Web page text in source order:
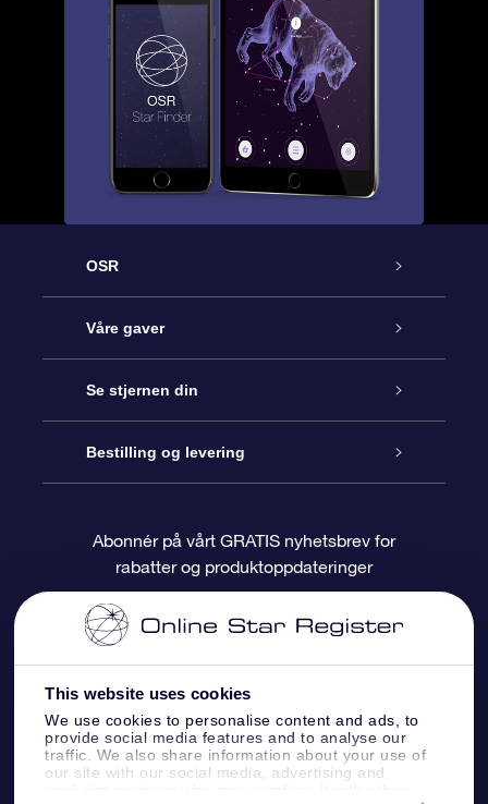
This website uses cookies
We use cookies to personalise content and ads, to
provide social media features and to analyse our
traffic. We also share information about your use of
our site with our social media, advertising and
OSR
Kundeservice
Kontakt oss
Bloggen
Anmeldelser
Våre gaver
Online Stjernegave
OSR Gavepakke
OSR-gavekortet
Bedriftsgaver
Se stjernen din
Star Register
Pesontilpasset stjerneside
One Million Stars
OSR Starsaver
Fly me to the Stars VR-app
Bestilling og levering
Betalingsinformasjon
Fraktinformasjon
Returpolicy
Stjernebildene
Abonnér på vårt GRATIS nyhetsbrev for
rabatter og produktoppdateringer